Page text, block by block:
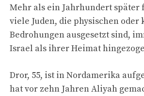
Mehr als ein Jahrhundert später
viele Juden, die physischen
Bedrohungen ausgesetzt sind,
Israel als ihrer Heimat
Dror, 55, ist in Nordamerika
hat vor zehn Jahren Aliyah